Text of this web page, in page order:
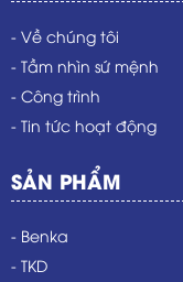
- Về chúng tôi
- Tầm nhìn sứ mệnh
- Công trình
- Tin tức hoạt động
SẢN PHẨM
- Benka
- TKD